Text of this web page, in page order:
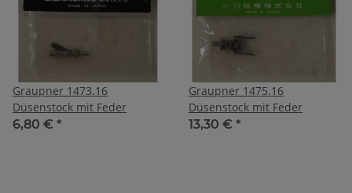
Graupner 1473.16
Düsenstock mit Feder
6,80 € *
Graupner 1475.16
Düsenstock mit Feder
13,30 € *